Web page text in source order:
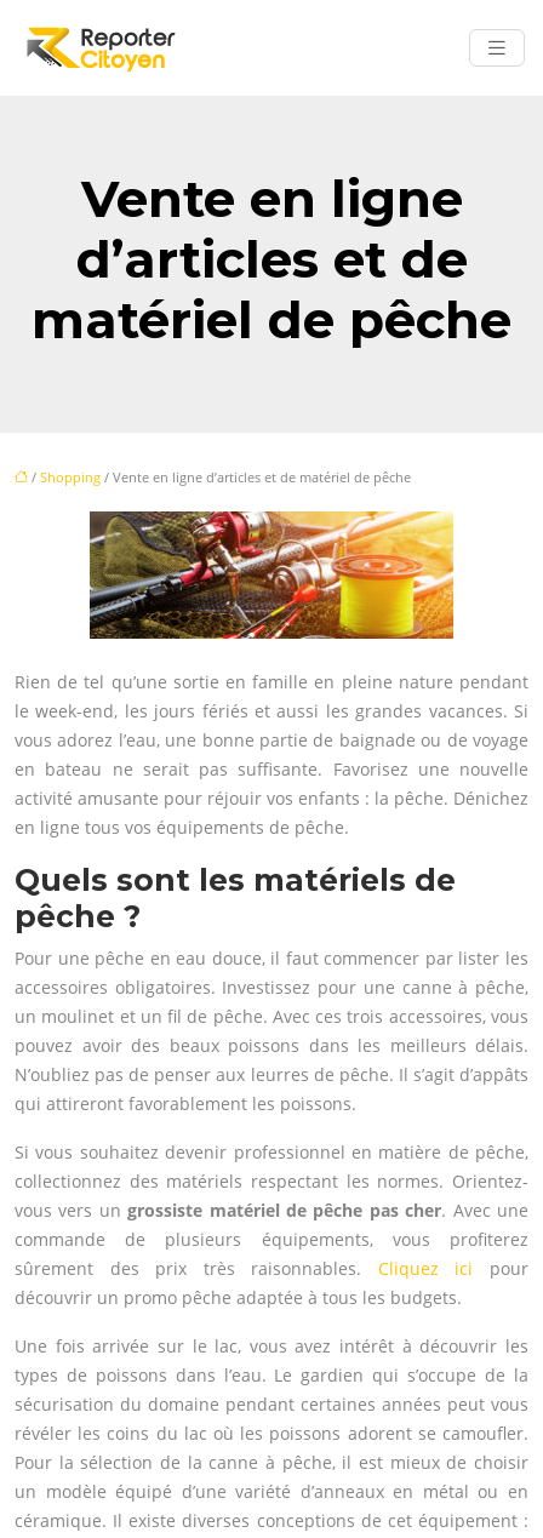
Vente en ligne
d’articles et de
matériel de pêche
/ Shopping / Vente en ligne d’articles et de matériel de pêche
Rien de tel qu’une sortie en famille en pleine nature pendant
le week-end, les jours fériés et aussi les grandes vacances. Si
vous adorez l’eau, une bonne partie de baignade ou de voyage
en bateau ne serait pas suffisante. Favorisez une nouvelle
activité amusante pour réjouir vos enfants : la pêche. Dénichez
en ligne tous vos équipements de pêche.
Quels sont les matériels de
pêche ?
Pour une pêche en eau douce, il faut commencer par lister les
accessoires obligatoires. Investissez pour une canne à pêche,
un moulinet et un fil de pêche. Avec ces trois accessoires, vous
pouvez avoir des beaux poissons dans les meilleurs délais.
N’oubliez pas de penser aux leurres de pêche. Il s’agit d’appâts
qui attireront favorablement les poissons.
Si vous souhaitez devenir professionnel en matière de pêche,
collectionnez des matériels respectant les normes. Orientez-
vous vers ungrossiste matériel de pêche pas cher. Avec une
commande de plusieurs équipements, vous profiterez
sûrement des prix très raisonnables. Cliquez ici pour
découvrir un promo pêche adaptée à tous les budgets.
Une fois arrivée sur le lac, vous avez intérêt à découvrir les
types de poissons dans l’eau. Le gardien qui s’occupe de la
sécurisation du domaine pendant certaines années peut vous
révéler les coins du lac où les poissons adorent se camoufler.
Pour la sélection de la canne à pêche, il est mieux de choisir
un modèle équipé d’une variété d’anneaux en métal ou en
céramique. Il existe diverses conceptions de cet équipement :